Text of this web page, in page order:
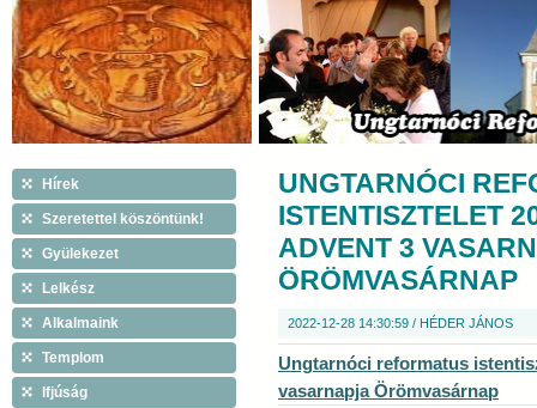
Hírek
Szeretettel köszöntünk!
Gyülekezet
Lelkész
Alkalmaink
Templom
Ifjúság
UNGTARNÓCI
ISTENTISZTELET
ADVENT 3
ÖRÖMVASÁRNAP
2022-12-28 14:30:59 / HÉDER JÁNOS
Ungtarnóci reformatus
vasarnapja Örömvasárnap